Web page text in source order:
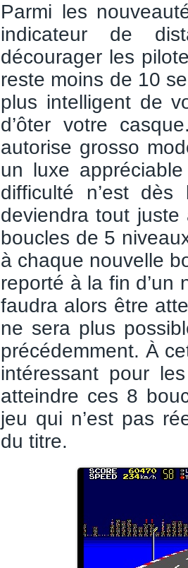
Parmi les
indicateur de
décourager les
reste moins de 10
plus intelligent de
d’ôter votre
autorise grosso
un luxe
difficulté n’est
deviendra tout juste
boucles de 5
à chaque nouvelle
reporté à la fin d’un
faudra alors être
ne sera plus
précédemment. À
intéressant pour
atteindre ces 8
jeu qui n’est pas
du titre.